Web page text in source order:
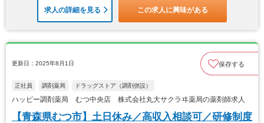
求人の詳細を見る この求人に興味がある
更新日：2025年8月1日 保存する
正社員 調剤薬局 ドラッグストア（調剤併設）
ハッピー調剤薬局 むつ中央店 株式会社丸大サクラヰ薬局の薬剤師求人
【青森県むつ市】土日休み／高収入相談可／研修制度